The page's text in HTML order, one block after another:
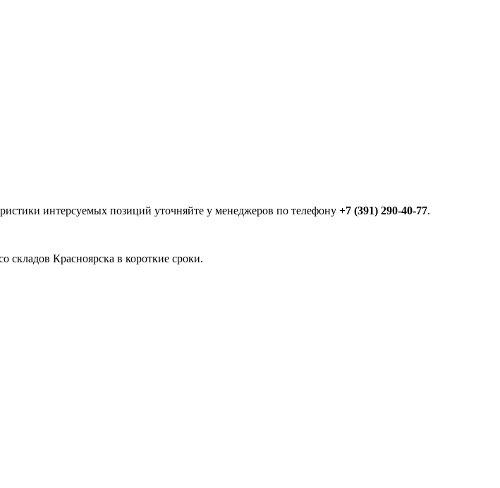
интерсуемых позиций уточняйте у менеджеров по телефону +7 (391) 290-40-77.
складов Красноярска в короткие сроки.